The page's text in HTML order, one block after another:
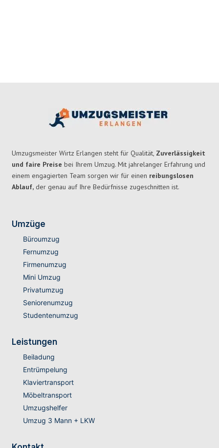
Umzugsmeister Wirtz Erlangen steht für Qualität, Zuverlässigkeit
und faire Preise bei Ihrem Umzug. Mit jahrelanger Erfahrung und
einem engagierten Team sorgen wir für einen reibungslosen
Ablauf, der genau auf Ihre Bedürfnisse zugeschnitten ist.
Umzüge
Büroumzug
Fernumzug
Firmenumzug
Mini Umzug
Privatumzug
Seniorenumzug
Studentenumzug
Leistungen
Beiladung
Entrümpelung
Klaviertransport
Möbeltransport
Umzugshelfer
Umzug 3 Mann + LKW